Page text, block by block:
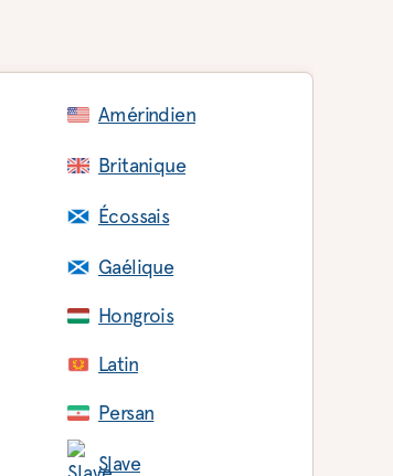
Amérindien
Britanique
Écossais
Gaélique
Hongrois
Latin
Persan
Slave